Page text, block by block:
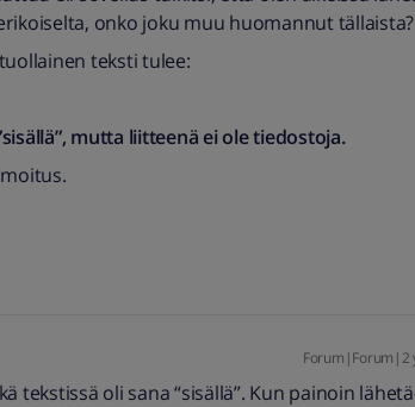
onko joku muu huomannut tällaista?
teksti tulee:
mutta liitteenä ei ole tiedostoja.
Forum|Forum|2
tekstissä oli sana “sisällä”. Kun painoin